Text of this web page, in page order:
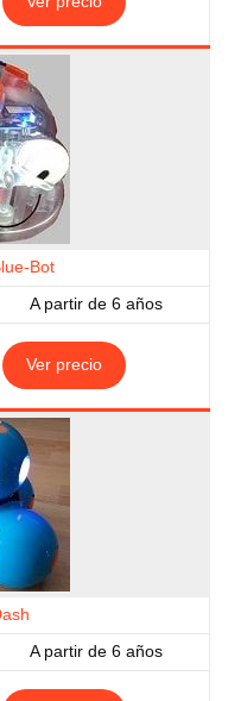
Bot
A partir de 6 años
Ver precio
A partir de 6 años